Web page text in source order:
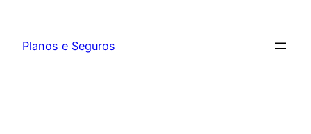
Planos e Seguros